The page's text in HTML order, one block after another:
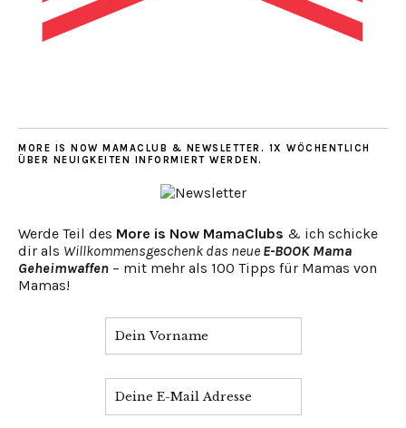
MORE IS NOW MAMACLUB & NEWSLETTER. 1X WÖCHENTLICH
ÜBER NEUIGKEITEN INFORMIERT WERDEN.
Werde Teil des More is Now MamaClubs & ich schicke
dir als Willkommensgeschenk das neue E-BOOK Mama
Geheimwaffen – mit mehr als 100 Tipps für Mamas von
Mamas!